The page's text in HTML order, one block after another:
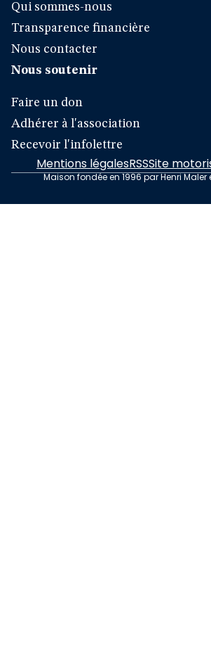
Qui sommes-nous
Transparence financière
Nous contacter
Nous soutenir
Faire un don
Adhérer à l'association
Recevoir l'infolettre
Mentions légalesRSSSite
Maison fondée en 1996 par Henri